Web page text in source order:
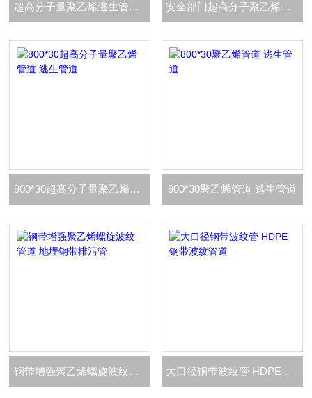
超高分子量聚乙烯逃生管道 800*30安全通道 安全部门超高分子聚乙烯逃生管道
800*30超高分子量聚乙烯管道 逃生管道 800*30聚乙烯管道 逃生管道
钢带增强聚乙烯螺旋波纹管道 地埋钢带排污管 大口径钢带波纹管 HDPE钢带波纹管道